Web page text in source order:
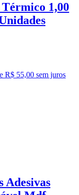
1,00
R$ 55,00 sem juros
Adesivas